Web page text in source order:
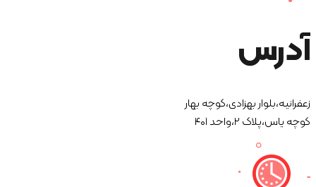
آدرس
زعفرانیه،بلوار بهزادی،کوچه بهار
کوچه یاس،پلاک ۲،واحد ۴۰۱